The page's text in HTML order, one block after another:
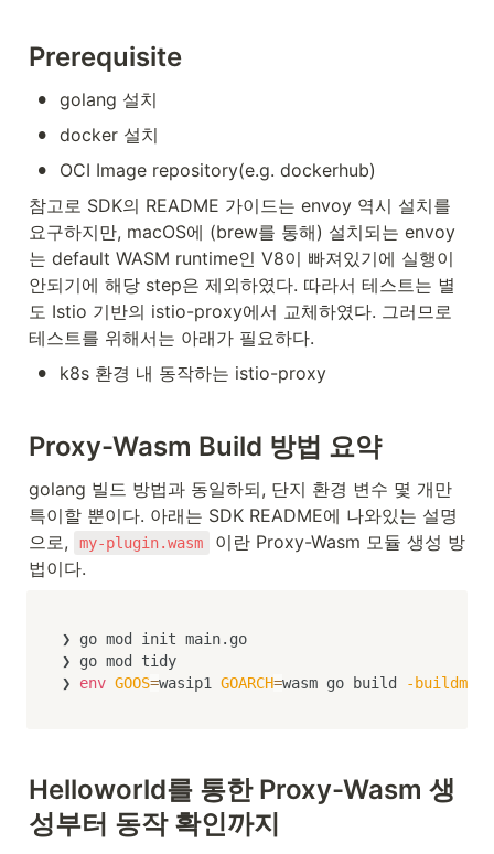
Prerequisite
• golang 설치
• docker 설치
•
OCI Image repository(e.g. dockerhub)
참고로 SDK의 README 가이드는 envoy 역시 설치를
요구하지만, macOS에 (brew를 통해) 설치되는 envoy
는 default WASM runtime인 V8이 빠져있기에 실행이
안되기에 해당 step은 제외하였다. 따라서 테스트는 별
도 Istio 기반의 istio-proxy에서 교체하였다. 그러므로
테스트를 위해서는 아래가 필요하다.
• k8s 환경 내 동작하는 istio-proxy
Proxy-Wasm Build 방법 요약
golang 빌드 방법과 동일하되, 단지 환경 변수 몇 개만
특이할 뿐이다. 아래는 SDK README에 나와있는 설명
으로,
my-plugin.wasm
이란 Proxy-Wasm 모듈 생성 방
법이다.
❯ go mod init main.go
❯ go mod tidy
❯ env GOOS=wasip1 GOARCH=wasm go build -buildmode
Helloworld를 통한 Proxy-Wasm 생
성부터 동작 확인까지